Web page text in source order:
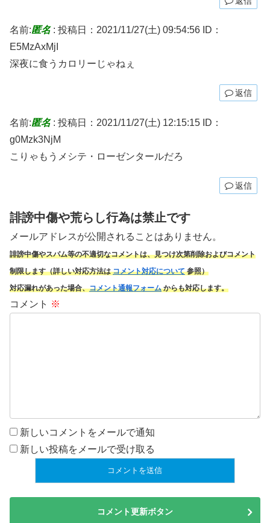
名前:匿名: 投稿日：2021/11/27(土) 09:54:56 ID：
E5MzAxMjI
深夜に食うカロリーじゃねぇ
返信
名前:匿名: 投稿日：2021/11/27(土) 12:15:15 ID：
g0Mzk3NjM
こりゃもうメシテ・ローゼンタールだろ
返信
誹謗中傷や荒らし行為は禁止です
メールアドレスが公開されることはありません。
誹謗中傷やスパム等の不適切なコメントは、見つけ次第削除およびコメント
制限します（詳しい対応方法はコメント対応について参照）
対応漏れがあった場合、コメント通報フォームからも対応します。
コメント ※
新しいコメントをメールで通知
新しい投稿をメールで受け取る
コメント更新ボタン